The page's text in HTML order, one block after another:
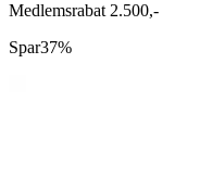
Medlemsrabat 2.500,-
Spar37%